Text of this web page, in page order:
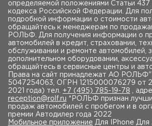
определяемой положениями Статьи 437
кодекса Российской Федерации. Для
подробной информации о стоимости
обращайтесь к менеджерам по
РОЛЬФ. Для получения информации о
автомобилей в кредит, страховании,
обслуживании и ремонте автомобилей,
дополнительном оборудовании,
обращайтесь в сервисные центры и
Права на сайт принадлежат AO
5047254063, ОГРН 1215000076279 от
2021 года) тел. +7 (495) 785-19-78 ,
reception@rolf.ru *РОЛЬФ признан
продаж автомобилей с пробегом и в
премии Автодилер года 2022
Мобильное приложение Для IPhone Для